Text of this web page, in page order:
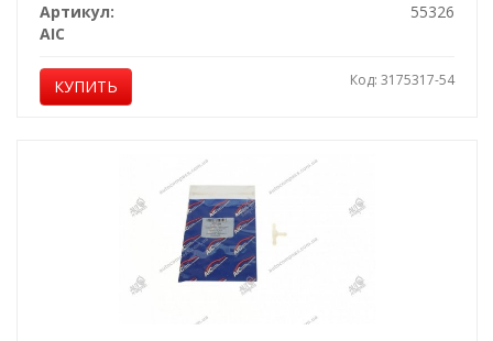
Артикул:
55326
AIC
КУПИТЬ Код: 3175317-54